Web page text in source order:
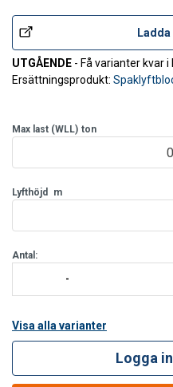
UTGÅENDE - Få varianter kvar i
Ersättningsprodukt:
låg bygghöjd och låg egenvikt.
välskyddad automatisk
Max last (WLL) ton
Lyfthöjd m
Antal:
Visa alla varianter
Logga